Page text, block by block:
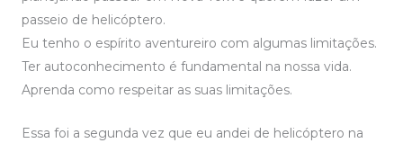
passeio de helicóptero.
Eu tenho o espírito aventureiro com algumas limitações.
Ter autoconhecimento é fundamental na nossa vida.
Aprenda como respeitar as suas limitações.
Essa foi a segunda vez que eu andei de helicóptero na